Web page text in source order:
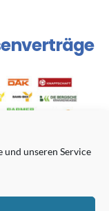
und unseren Service